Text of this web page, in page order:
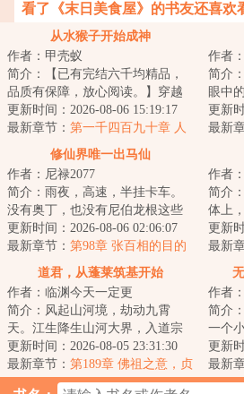
看了《末日美食屋》的书友还喜欢
从水猴子开始成神
作者：甲壳蚁
简介：【已有完结六千均精品，
品质有保障，放心阅读。】穿越
成渔民，船还被抢了，怎么办？
饥寒交迫的梁渠...
更新时间：2026-08-06 15:19:17
最新章节： 第一千四百九十章 人
生且自由（6k2）
作者
简介
眼中
逃生
更新
最新
修仙界唯一出马仙
作者：尼禄2077
简介：雨夜，高速，半挂卡车。
没有奥丁，也没有尼伯龙根这些
洋玩意。只有一只穿着雨衣的黄
皮耗子用脑袋顶...
更新时间：2026-08-06 02:06:07
最新章节： 第98章 张百相的目的
作者
简介
体上
对象
死了
更新
最新
道君，从蓬莱筑基开始
作者：临渊今天一定更
简介：风起山河境，劫动九霄
天。江生降生山河大界，入道宗
蓬莱，八岁许道、四载识文、六
载春秋已天道筑基...
更新时间：2026-08-05 23:31:30
最新章节： 第189章 佛祖之意，贞
作者
简介
一个
鬼在
到有
更新
最新